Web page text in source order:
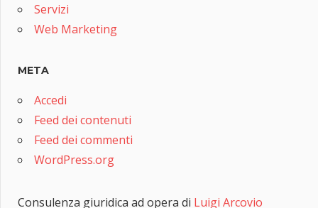
Servizi
Web Marketing
META
Accedi
Feed dei contenuti
Feed dei commenti
WordPress.org
Consulenza giuridica ad opera di Luigi Arcovio